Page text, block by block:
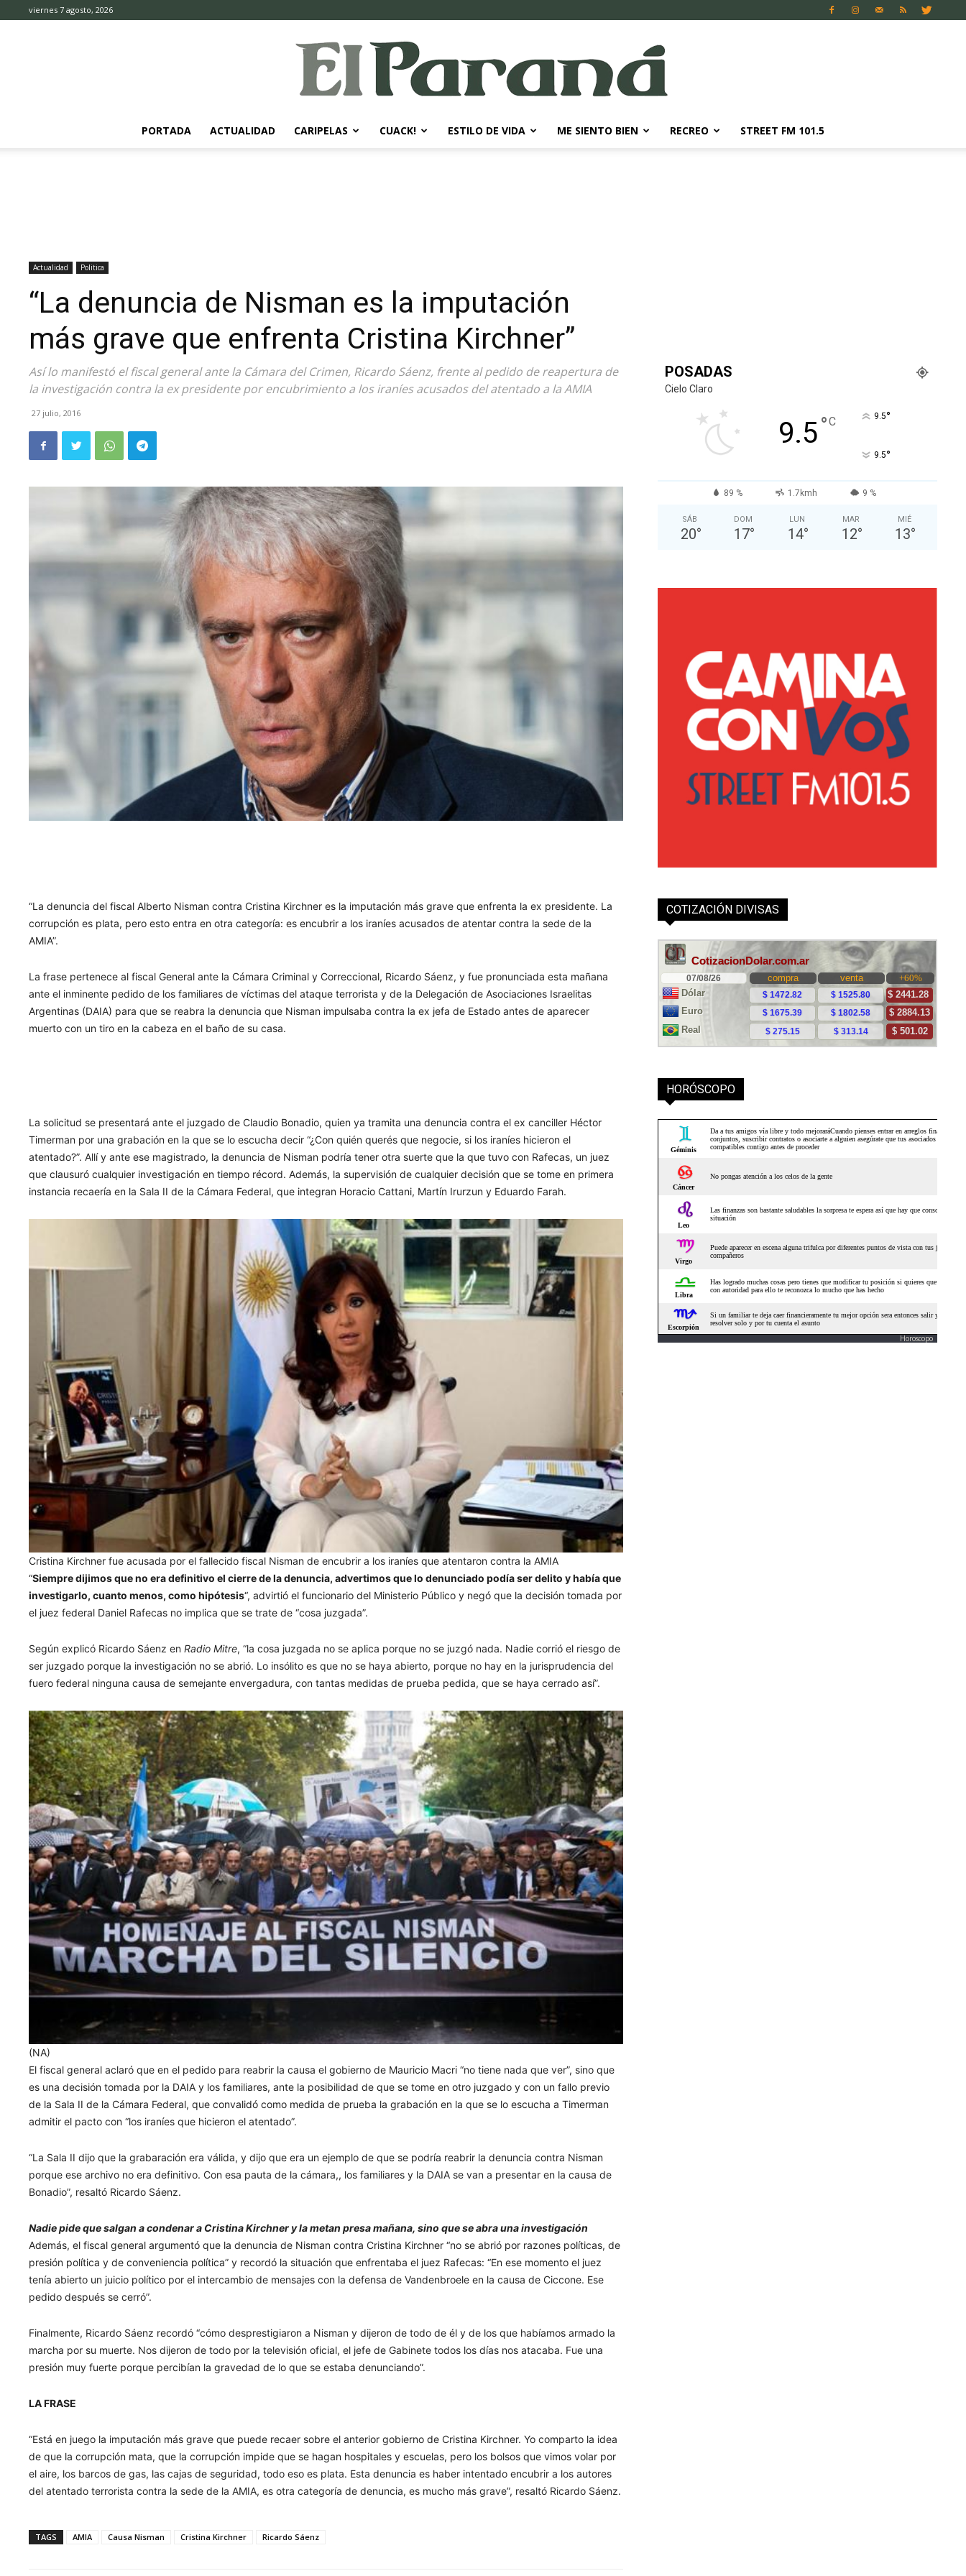
viernes 7 agosto, 2026
Diario
PORTADA ACTUALIDAD CARIPELAS CUACK! ESTILO DE VIDA ME SIENTO BIEN RECREO STREET FM 101.5
Actualidad Politica
“La denuncia de Nisman es la imputación
más grave que enfrenta Cristina Kirchner”
Así lo manifestó el fiscal general ante la Cámara del Crimen, Ricardo Sáenz, frente al pedido de reapertura de
la investigación contra la ex presidente por encubrimiento a los iraníes acusados del atentado a la AMIA
27 julio, 2016
“La denuncia del fiscal Alberto Nisman contra Cristina Kirchner es la imputación más grave que enfrenta la ex presidente. La
corrupción es plata, pero esto entra en otra categoría: es encubrir a los iraníes acusados de atentar contra la sede de la
AMIA”.
La frase pertenece al fiscal General ante la Cámara Criminal y Correccional, Ricardo Sáenz, y fue pronunciada esta mañana
ante el inminente pedido de los familiares de víctimas del ataque terrorista y de la Delegación de Asociaciones Israelitas
Argentinas (DAIA) para que se reabra la denuncia que Nisman impulsaba contra la ex jefa de Estado antes de aparecer
muerto con un tiro en la cabeza en el baño de su casa.
La solicitud se presentará ante el juzgado de Claudio Bonadio, quien ya tramita una denuncia contra el ex canciller Héctor
Timerman por una grabación en la que se lo escucha decir“¿Con quién querés que negocie, si los iraníes hicieron el
atentado?”. Allí y ante ese magistrado, la denuncia de Nisman podría tener otra suerte que la que tuvo con Rafecas, un juez
que clausuró cualquier investigación en tiempo récord. Además, la supervisión de cualquier decisión que se tome en primera
instancia recaería en la Sala II de la Cámara Federal, que integran Horacio Cattani, Martín Irurzun y Eduardo Farah.
Cristina Kirchner fue acusada por el fallecido fiscal Nisman de encubrir a los iraníes que atentaron contra la AMIA
“Siempre dijimos que no era definitivo el cierre de la denuncia, advertimos que lo denunciado podía ser delito y había que
investigarlo, cuanto menos, como hipótesis“, advirtió el funcionario del Ministerio Público y negó que la decisión tomada por
el juez federal Daniel Rafecas no implica que se trate de “cosa juzgada”.
Según explicó Ricardo Sáenz enRadio Mitre, “la cosa juzgada no se aplica porque no se juzgó nada. Nadie corrió el riesgo de
ser juzgado porque la investigación no se abrió. Lo insólito es que no se haya abierto, porque no hay en la jurisprudencia del
fuero federal ninguna causa de semejante envergadura, con tantas medidas de prueba pedida, que se haya cerrado así”.
(NA)
El fiscal general aclaró que en el pedido para reabrir la causa el gobierno de Mauricio Macri “no tiene nada que ver”, sino que
es una decisión tomada por la DAIA y los familiares, ante la posibilidad de que se tome en otro juzgado y con un fallo previo
de la Sala II de la Cámara Federal, que convalidó como medida de prueba la grabación en la que se lo escucha a Timerman
admitir el pacto con “los iraníes que hicieron el atentado”.
“La Sala II dijo que la grabaración era válida, y dijo que era un ejemplo de que se podría reabrir la denuncia contra Nisman
porque ese archivo no era definitivo. Con esa pauta de la cámara,, los familiares y la DAIA se van a presentar en la causa de
Bonadio”, resaltó Ricardo Sáenz.
Nadie pide que salgan a condenar a Cristina Kirchner y la metan presa mañana, sino que se abra una investigación
Además, el fiscal general argumentó que la denuncia de Nisman contra Cristina Kirchner “no se abrió por razones políticas, de
presión política y de conveniencia política” y recordó la situación que enfrentaba el juez Rafecas: “En ese momento el juez
tenía abierto un juicio político por el intercambio de mensajes con la defensa de Vandenbroele en la causa de Ciccone. Ese
pedido después se cerró”.
Finalmente, Ricardo Sáenz recordó “cómo desprestigiaron a Nisman y dijeron de todo de él y de los que habíamos armado la
marcha por su muerte. Nos dijeron de todo por la televisión oficial, el jefe de Gabinete todos los días nos atacaba. Fue una
presión muy fuerte porque percibían la gravedad de lo que se estaba denunciando”.
LA FRASE
“Está en juego la imputación más grave que puede recaer sobre el anterior gobierno de Cristina Kirchner. Yo comparto la idea
de que la corrupción mata, que la corrupción impide que se hagan hospitales y escuelas, pero los bolsos que vimos volar por
el aire, los barcos de gas, las cajas de seguridad, todo eso es plata. Esta denuncia es haber intentado encubrir a los autores
del atentado terrorista contra la sede de la AMIA, es otra categoría de denuncia, es mucho más grave”, resaltó Ricardo Sáenz.
TAGS AMIA Causa Nisman Cristina Kirchner Ricardo Sáenz
POSADAS
Cielo Claro
9.5°C 9.5°
9.5°
89 % 1.7kmh 9 %
SÁB
20°
DOM
17°
LUN
14°
MAR
12°
MIÉ
13°
COTIZACIÓN DIVISAS
HORÓSCOPO
Horoscopo